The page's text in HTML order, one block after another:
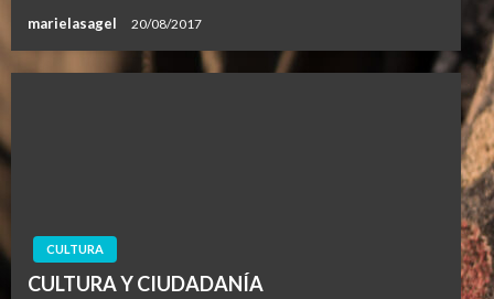
marielasagel 20/08/2017
CULTURA
CULTURA Y CIUDADANÍA